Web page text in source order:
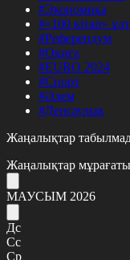
#Экономика
#«100 кітап»
#Референдум
#Оқиға
#EURO 2024
#Спорт
#Әлем
#Денсаулық
Жаңалықтар
Жаңалықтар мұрағаты
МАУСЫМ 2026
Дс
Сс
Ср